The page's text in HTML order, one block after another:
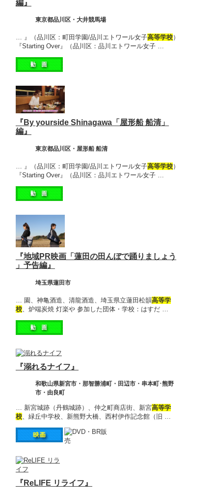
編』
東京都品川区・大井競馬場
… 』（品川区：町田学園/品川エトワール女子高等学校）
『Starting Over』（品川区：品川エトワール女子 …
『By yourside Shinagawa「屋形船 船清」
編』
東京都品川区・屋形船 船清
… 』（品川区：町田学園/品川エトワール女子高等学校）
『Starting Over』（品川区：品川エトワール女子 …
『地域PR映画「蓮田の田んぼで踊りましょう
」予告編』
埼玉県蓮田市
… 園、神亀酒造、清龍酒造、埼玉県立蓮田松韻高等学
校、炉端炭焼 灯楽や 参加した団体・学校：はすだ …
『溺れるナイフ』
和歌山県新宮市・那智勝浦町・田辺市・串本町･熊野
市・由良町
… 新宮城跡（丹鶴城跡）、仲之町商店街、新宮高等学
校、緑丘中学校、新熊野大橋、西村伊作記念館（旧 …
『ReLIFE リライフ』